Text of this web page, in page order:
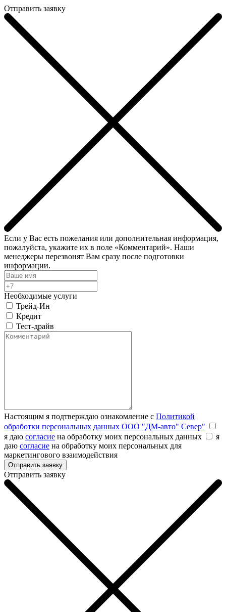
Отправить заявку
Если у Вас есть пожелания или дополнительная информация,
пожалуйста, укажите их в поле «Комментарий». Наши
менеджеры перезвонят Вам сразу после подготовки
информации.
Необходимые услуги
Трейд-Ин
Кредит
Тест-драйв
Настоящим я подтверждаю ознакомление с Политикой
обработки персональных данных ООО "ДМ-авто" Север"
я даю согласие на обработку моих персональных данных
я
даю согласие на обработку моих персональных для
маркетингового взаимодействия
Отправить заявку